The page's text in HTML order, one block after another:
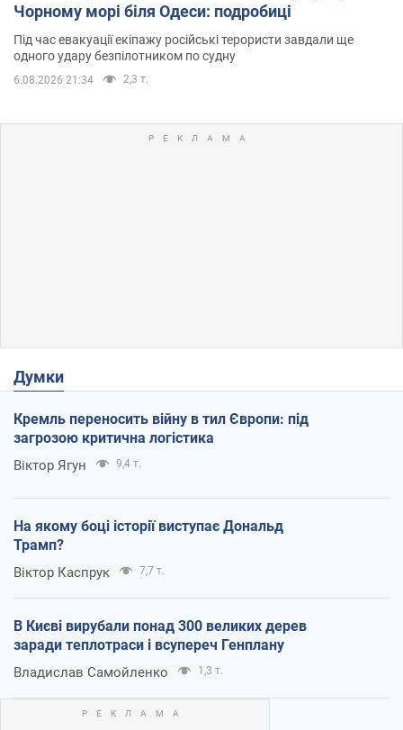
Чорному морі біля Одеси: подробиці
Під час евакуації екіпажу російські терористи завдали ще
одного удару безпілотником по судну
6.08.2026 21:34 2,3 т.
Думки
Кремль переносить війну в тил Європи: під
загрозою критична логістика
Віктор Ягун 9,4 т.
На якому боці історії виступає Дональд
Трамп?
Віктор Каспрук 7,7 т.
В Києві вирубали понад 300 великих дерев
заради теплотраси і всупереч Генплану
Владислав Самойленко 1,3 т.